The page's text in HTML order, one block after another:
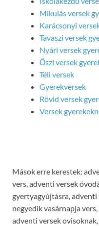
Mikulás versek
Karácsonyi
Tavaszi versek
Nyári versek
Őszi versek
Téli versek
Gyerekversek
Rövid versek
Versek
Mások erre kerestek:
vers, adventi versek
gyertyagyújtásra,
negyedik vasárnapja
adventi versek